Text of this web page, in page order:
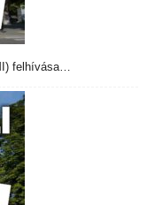
felhívása…